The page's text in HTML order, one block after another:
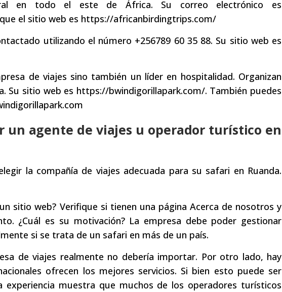
en todo el este de África. Su correo electrónico es
el sitio web es https://africanbirdingtrips.com/
utilizando el número +256789 60 35 88. Su sitio web es
de viajes sino también un líder en hospitalidad. Organizan
Su sitio web es https://bwindigorillapark.com/. También puedes
un agente de viajes u operador turístico en
la compañía de viajes adecuada para su safari en Ruanda.
sitio web? Verifique si tienen una página Acerca de nosotros y
¿Cuál es su motivación? La empresa debe poder gestionar
si se trata de un safari en más de un país.
de viajes realmente no debería importar. Por otro lado, hay
ofrecen los mejores servicios. Si bien esto puede ser
experiencia muestra que muchos de los operadores turísticos